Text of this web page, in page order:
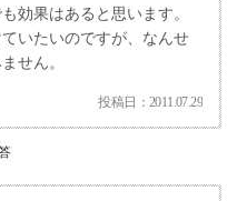
効果はあると思います。
いたいのですが、なんせ
せん。
投稿日：2011.07.29